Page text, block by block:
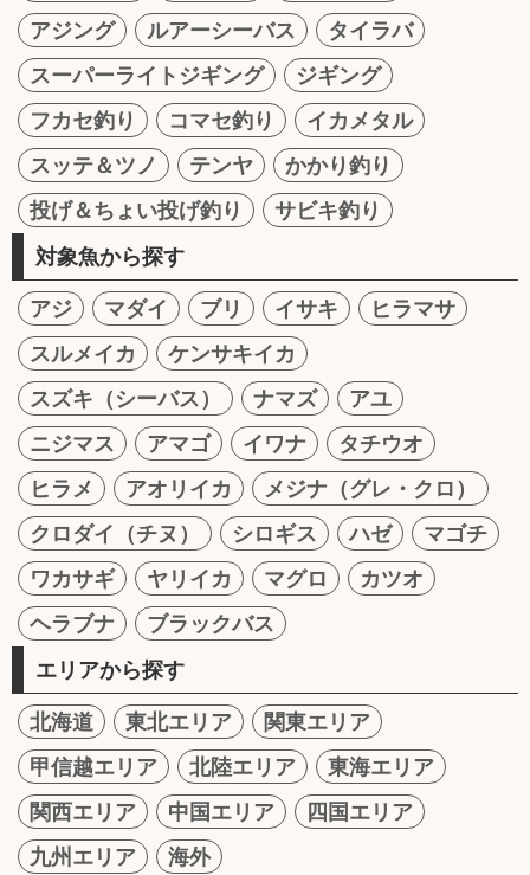
アジング
ルアーシーバス
タイラバ
スーパーライトジギング
ジギング
フカセ釣り
コマセ釣り
イカメタル
スッテ＆ツノ
テンヤ
かかり釣り
投げ＆ちょい投げ釣り
サビキ釣り
対象魚から探す
アジ マダイ ブリ イサキ
ヒラマサ
スルメイカ
ケンサキイカ
スズキ（シーバス）
ナマズ
アユ
ニジマス
アマゴ イワナ
タチウオ
ヒラメ
アオリイカ
メジナ（グレ・クロ）
クロダイ（チヌ）
シロギス ハゼ
マゴチ
ワカサギ
ヤリイカ マグロ
カツオ
ヘラブナ
ブラックバス
エリアから探す
北海道 東北エリア
関東エリア
甲信越エリア
北陸エリア
東海エリア
関西エリア
中国エリア
四国エリア
九州エリア
海外